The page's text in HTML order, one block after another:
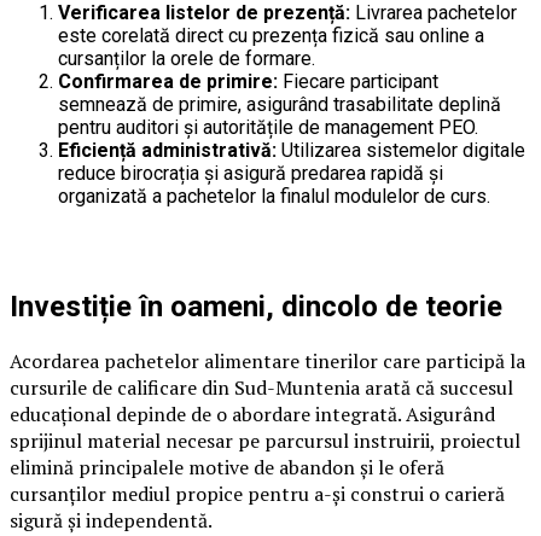
Verificarea listelor de prezență: Livrarea pachetelor
este corelată direct cu prezența fizică sau online a
cursanților la orele de formare.
Confirmarea de primire: Fiecare participant
semnează de primire, asigurând trasabilitate deplină
pentru auditori și autoritățile de management PEO.
Eficiență administrativă: Utilizarea sistemelor digitale
reduce birocrația și asigură predarea rapidă și
organizată a pachetelor la finalul modulelor de curs.
Investiție în oameni, dincolo de teorie
Acordarea pachetelor alimentare tinerilor care participă la
cursurile de calificare din Sud-Muntenia arată că succesul
educațional depinde de o abordare integrată. Asigurând
sprijinul material necesar pe parcursul instruirii, proiectul
elimină principalele motive de abandon și le oferă
cursanților mediul propice pentru a-și construi o carieră
sigură și independentă.